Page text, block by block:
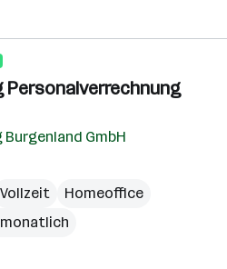
Personalverrechnung
GmbH
Vollzeit
Homeoffice
monatlich